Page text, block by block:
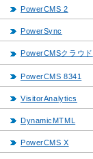
PowerCMS 2
PowerSync
PowerCMSクラウド
PowerCMS 8341
VisitorAnalytics
DynamicMTML
PowerCMS X